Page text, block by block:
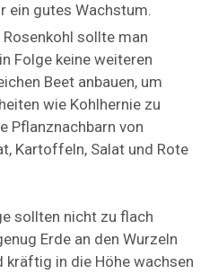
ein gutes Wachstum.
Rosenkohl sollte man
Folge keine weiteren
Beet anbauen, um
wie Kohlhernie zu
Pflanznachbarn von
Kartoffeln, Salat und Rote
sollten nicht zu flach
Erde an den Wurzeln
kräftig in die Höhe wachsen